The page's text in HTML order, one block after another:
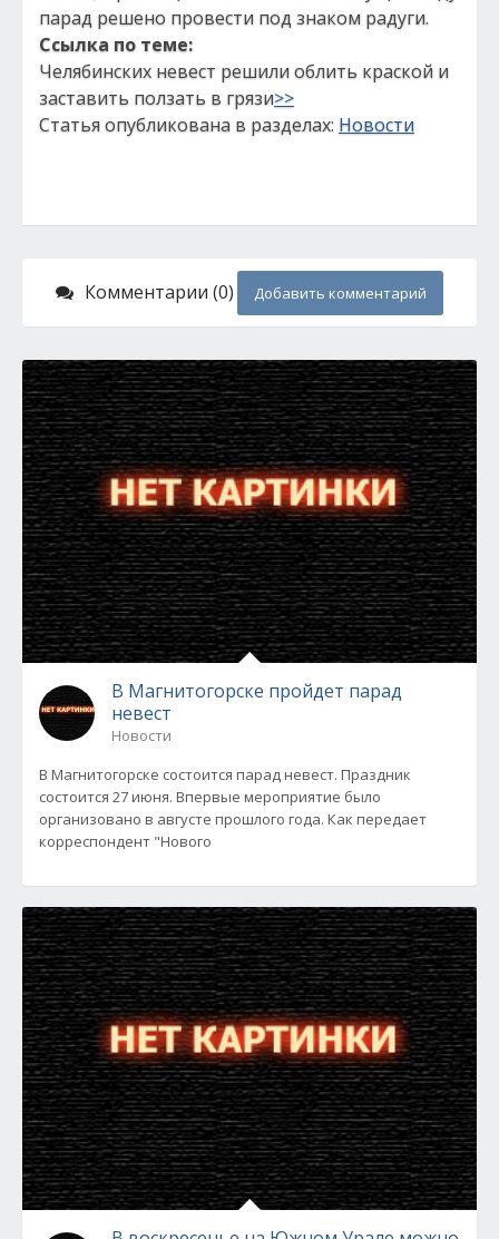
парад решено провести под знаком радуги.
Ссылка по теме:
Челябинских невест решили облить краской и
заставить ползать в грязи>>
Статья опубликована в разделах: Новости
Комментарии (0) Добавить комментарий
В Магнитогорске пройдет парад
невест
Новости
В Магнитогорске состоится парад невест. Праздник
состоится 27 июня. Впервые мероприятие было
организовано в августе прошлого года. Как передает
корреспондент "Нового